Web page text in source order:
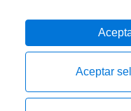
6
Aceptar